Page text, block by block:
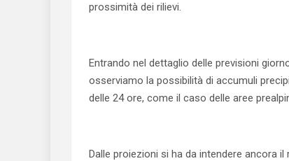
prossimità dei rilievi.
Entrando nel dettaglio delle previsioni
osserviamo la possibilità di accumuli
delle 24 ore, come il caso delle aree
Dalle proiezioni si ha da intendere ancora